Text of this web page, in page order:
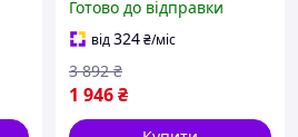
Електролобзик по металу,
Гарний електролобзик,
Лобзик електричний, MTS
Готово до відправки
від324₴/міс
1 946₴
3 892 ₴